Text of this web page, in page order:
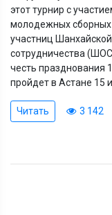
этот турнир с
молодежных сборных
участниц
сотрудничества
честь празднования
пройдет в Астане 15
Читать 3 142